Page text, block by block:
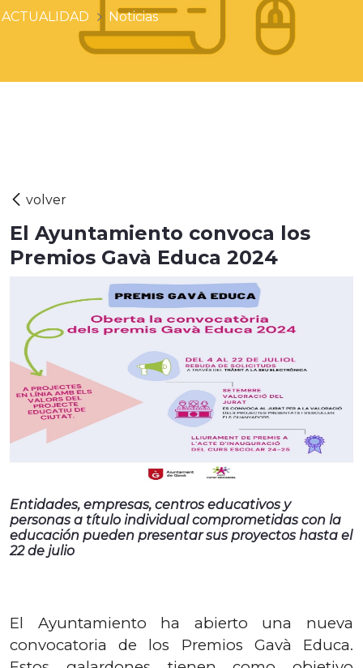
ACTUALIDAD Noticias
El Ayuntamiento convoca los
Premios Gavà Educa 2024
Entidades, empresas, centros educativos y
personas a título individual comprometidas con la
educación pueden presentar sus proyectos hasta el
22 de julio
El Ayuntamiento ha abierto una nueva
convocatoria de los Premios Gavà Educa.